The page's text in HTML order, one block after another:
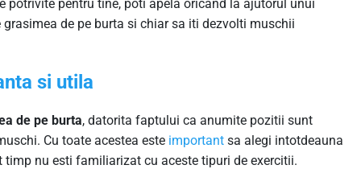
potrivite pentru tine, poti apela oricand la ajutorul unui
de pe burta si chiar sa iti dezvolti muschii
si utila
de pe burta, datorita faptului ca anumite pozitii sunt
Cu toate acestea este important sa alegi intotdeauna
nu esti familiarizat cu aceste tipuri de exercitii.